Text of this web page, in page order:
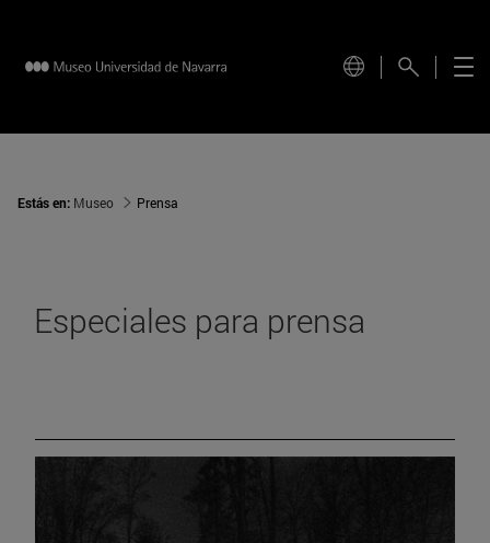
Estás en: Museo Prensa
Especiales para prensa